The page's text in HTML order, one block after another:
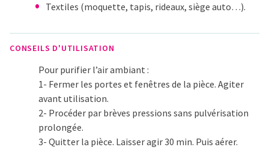
Textiles (moquette, tapis, rideaux, siège auto…).
CONSEILS D'UTILISATION
Pour purifier l’air ambiant :
1- Fermer les portes et fenêtres de la pièce. Agiter
avant utilisation.
2- Procéder par brèves pressions sans pulvérisation
prolongée.
3- Quitter la pièce. Laisser agir 30 min. Puis aérer.